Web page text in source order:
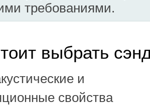
требованиями.
выбрать
и
свойства